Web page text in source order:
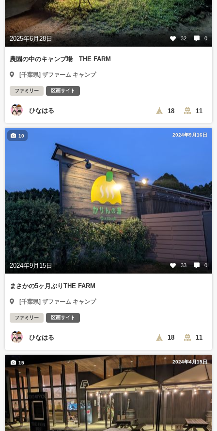
2025年6月28日 32 0
農園の中のキャンプ場 THE FARM
[千葉県] ザファーム キャンプ
ファミリー 区画サイト
ひなはる 18 11
2024年9月16日
2024年9月15日 33 0
10
まさかの5ヶ月ぶりTHE FARM
[千葉県] ザファーム キャンプ
ファミリー 区画サイト
ひなはる 18 11
2024年4月15日
15